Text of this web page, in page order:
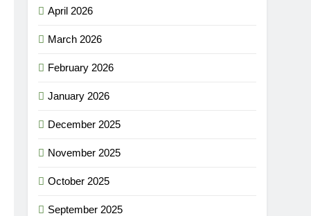
April 2026
March 2026
February 2026
January 2026
December 2025
November 2025
October 2025
September 2025